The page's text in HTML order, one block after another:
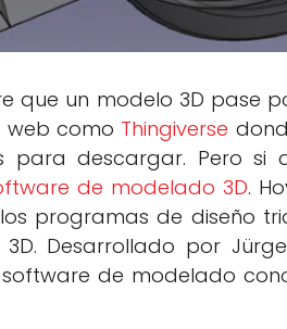
que un modelo 3D pase
web como Thingiverse
para descargar. Pero si
de modelado 3D.
programas de diseño
Desarrollado por
software de modelado